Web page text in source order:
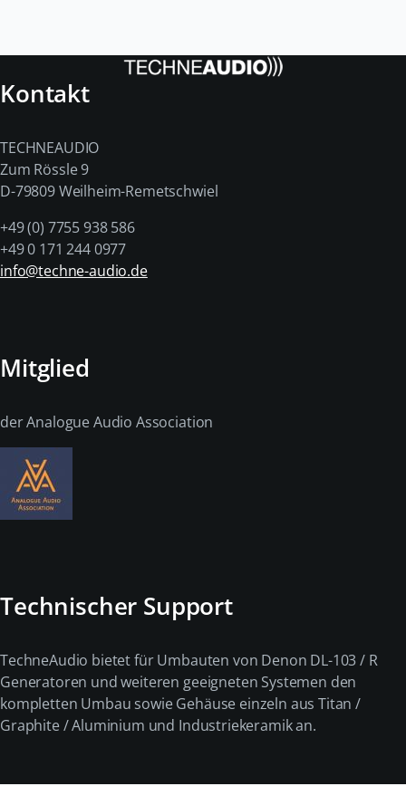
Kontakt
TECHNEAUDIO
Zum Rössle 9
D-79809 Weilheim-Remetschwiel
+49 (0) 7755 938 586
+49 0 171 244 0977
info@techne-audio.de
Mitglied
der Analogue Audio Association
Technischer Support
TechneAudio bietet für Umbauten von Denon DL-103 / R
Generatoren und weiteren geeigneten Systemen den
kompletten Umbau sowie Gehäuse einzeln aus Titan /
Graphite / Aluminium und Industriekeramik an.